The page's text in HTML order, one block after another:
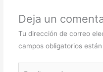
Deja un
Tu dirección de correo
campos obligatorios